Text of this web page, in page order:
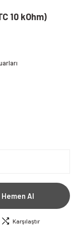
10 kOhm)
Hemen Al
Karşılaştır